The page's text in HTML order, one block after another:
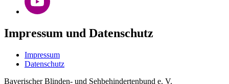
Impressum und Datenschutz
Impressum
Datenschutz
Bayerischer Blinden- und Sehbehindertenbund e. V.